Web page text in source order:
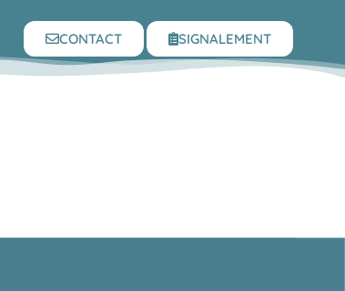
CONTACT SIGNALEMENT